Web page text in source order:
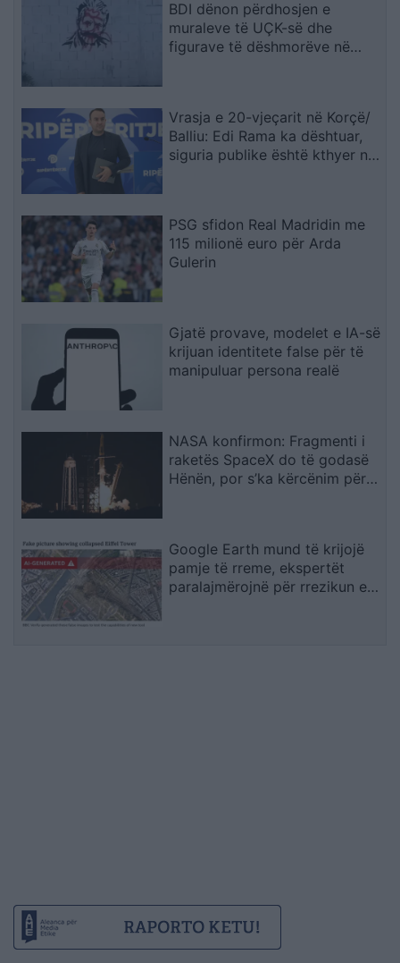
BDI dënon përdhosjen e
muraleve të UÇK-së dhe
figurave të dëshmorëve në
Vrasja e 20-vjeçarit në Korçë/
Balliu: Edi Rama ka dështuar,
siguria publike është kthyer në
PSG sfidon Real Madridin me
115 milionë euro për Arda
Gulerin
Gjatë provave, modelet e IA-së
krijuan identitete false për të
manipuluar persona realë
NASA konfirmon: Fragmenti i
raketës SpaceX do të godasë
Hënën, por s’ka kërcënim për
Google Earth mund të krijojë
pamje të rreme, ekspertët
paralajmërojnë për rrezikun e